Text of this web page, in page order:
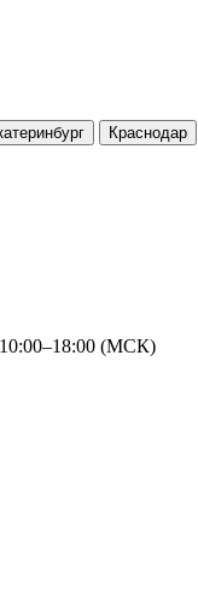
Краснодар
10:00–18:00 (МСК)